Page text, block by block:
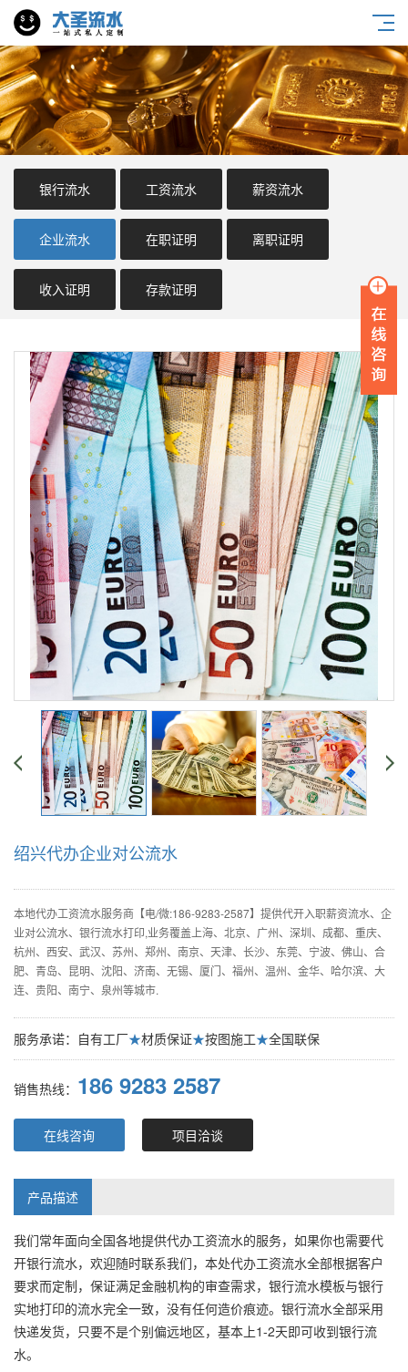
银行流水 工资流水 薪资流水
企业流水 在职证明 离职证明
收入证明 存款证明
绍兴代办企业对公流水
本地代办工资流水服务商【电/微:186-9283-2587】提供代开入职薪资流水、企
业对公流水、银行流水打印,业务覆盖上海、北京、广州、深圳、成都、重庆、
杭州、西安、武汉、苏州、郑州、南京、天津、长沙、东莞、宁波、佛山、合
肥、青岛、昆明、沈阳、济南、无锡、厦门、福州、温州、金华、哈尔滨、大
连、贵阳、南宁、泉州等城市.
服务承诺：自有工厂★材质保证★按图施工★全国联保
销售热线： 186 9283 2587
在线咨询 项目洽谈
产品描述
我们常年面向全国各地提供代办工资流水的服务，如果你也需要代
开银行流水，欢迎随时联系我们，本处代办工资流水全部根据客户
要求而定制，保证满足金融机构的审查需求，银行流水模板与银行
实地打印的流水完全一致，没有任何造价痕迹。银行流水全部采用
快递发货，只要不是个别偏远地区，基本上1-2天即可收到银行流
水。